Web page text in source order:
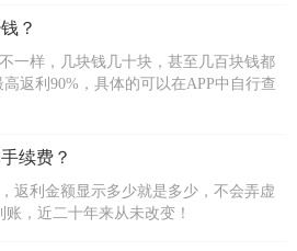
？
一样，几块钱几十块，甚至几百块钱都
返利90%，具体的可以在APP中自行查
续费？
返利金额显示多少就是多少，不会弄虚
，近二十年来从未改变！